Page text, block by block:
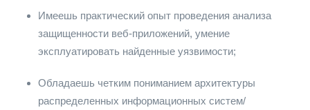
Имеешь практический опыт проведения анализа
защищенности веб-приложений, умение
эксплуатировать найденные уязвимости;
Обладаешь четким пониманием архитектуры
распределенных информационных систем/